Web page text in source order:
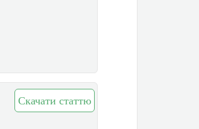
Скачати статтю